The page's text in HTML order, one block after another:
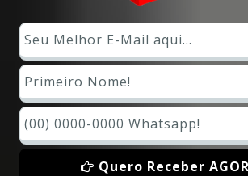
Quero Receber